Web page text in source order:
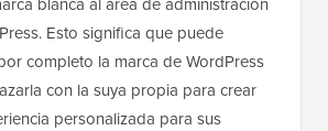
Esto significa que puede
completo la marca de WordPress
con la suya propia para crear
personalizada para sus